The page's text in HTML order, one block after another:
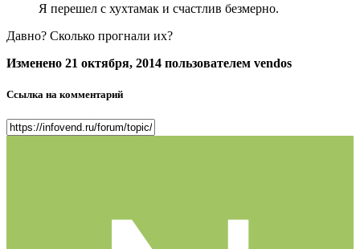
Я перешел с хухтамак и счастлив безмерно.
Давно? Сколько прогнали их?
Изменено 21 октября, 2014 пользователем vendos
Ссылка на комментарий